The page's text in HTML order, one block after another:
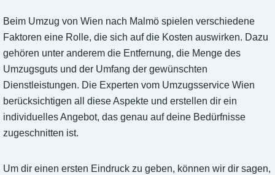
Beim Umzug von Wien nach Malmö spielen verschiedene
Faktoren eine Rolle, die sich auf die Kosten auswirken. Dazu
gehören unter anderem die Entfernung, die Menge des
Umzugsguts und der Umfang der gewünschten
Dienstleistungen. Die Experten vom Umzugsservice Wien
berücksichtigen all diese Aspekte und erstellen dir ein
individuelles Angebot, das genau auf deine Bedürfnisse
zugeschnitten ist.
Um dir einen ersten Eindruck zu geben, können wir dir sagen,